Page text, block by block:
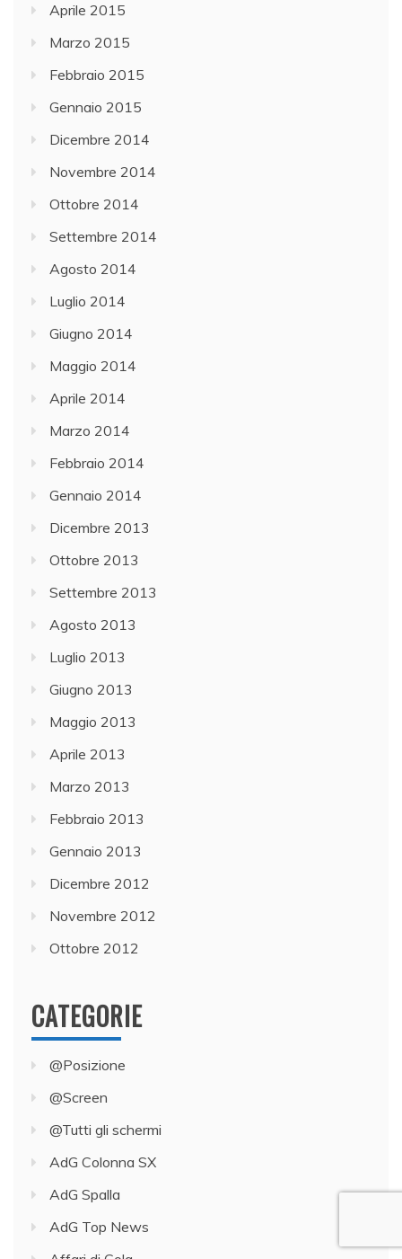
Aprile 2015
Marzo 2015
Febbraio 2015
Gennaio 2015
Dicembre 2014
Novembre 2014
Ottobre 2014
Settembre 2014
Agosto 2014
Luglio 2014
Giugno 2014
Maggio 2014
Aprile 2014
Marzo 2014
Febbraio 2014
Gennaio 2014
Dicembre 2013
Ottobre 2013
Settembre 2013
Agosto 2013
Luglio 2013
Giugno 2013
Maggio 2013
Aprile 2013
Marzo 2013
Febbraio 2013
Gennaio 2013
Dicembre 2012
Novembre 2012
Ottobre 2012
CATEGORIE
@Posizione
@Screen
@Tutti gli schermi
AdG Colonna SX
AdG Spalla
AdG Top News